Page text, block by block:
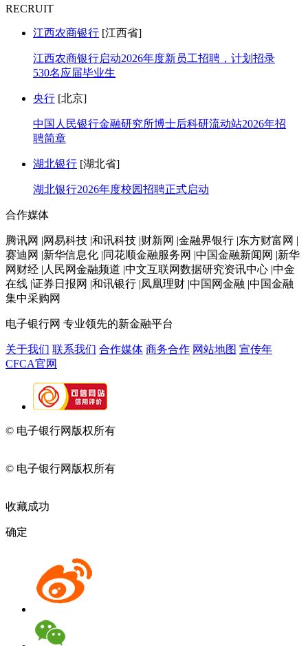
RECRUIT
江西农商银行 [江西省]
江西农商银行启动2026年度新员工招聘，计划招录
530名应届毕业生
央行 [北京]
中国人民银行金融研究所博士后科研流动站2026年招
聘简章
湖北银行 [湖北省]
湖北银行2026年度校园招聘正式启动
合作媒体
腾讯网 |网易科技 |和讯科技 |财新网 |金融界银行 |东方财富网 |
赛迪网 |新华信息化 |同花顺金融服务网 |中国金融新闻网 |新华
网财经 |人民网金融频道 |中文互联网数据研究资讯中心 |中金
在线 |证券日报网 |和讯银行 |凤凰理财 |中国网金融 |中国金融
集中采购网
电子银行网 专业领先的新金融平台
关于我们 联系我们 合作媒体 商务合作 网站地图 宣传年
CFCA官网
© 电子银行网版权所有
© 电子银行网版权所有
收藏成功
确定